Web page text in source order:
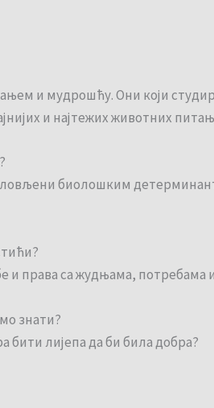
и мудрошћу. Они који
и најтежих животних
биолошким
и права са жудњама, потребама
знати?
бити лијепа да би била добра?